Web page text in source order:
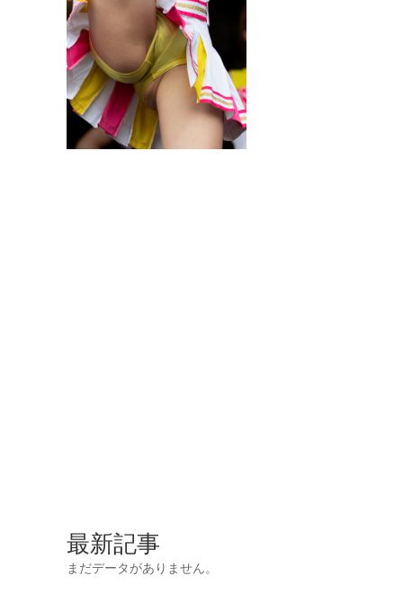
最新記事
まだデータがありません。